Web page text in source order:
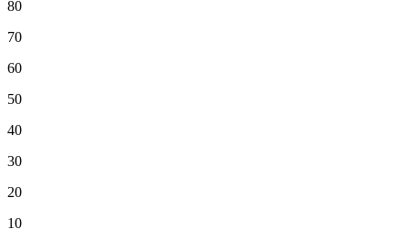
80
70
60
50
40
30
20
10